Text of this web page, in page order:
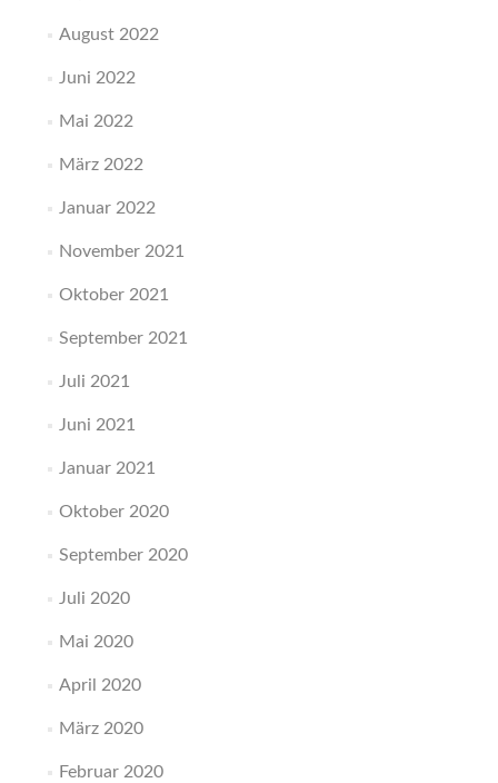
August 2022
Juni 2022
Mai 2022
März 2022
Januar 2022
November 2021
Oktober 2021
September 2021
Juli 2021
Juni 2021
Januar 2021
Oktober 2020
September 2020
Juli 2020
Mai 2020
April 2020
März 2020
Februar 2020